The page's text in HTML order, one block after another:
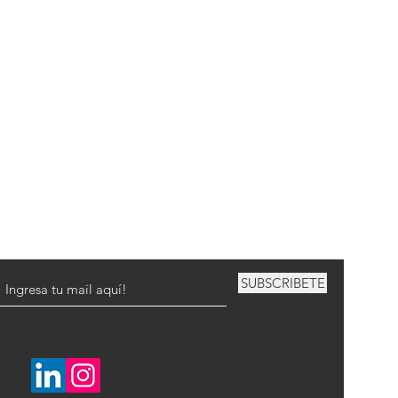
SUBSCRIBETE